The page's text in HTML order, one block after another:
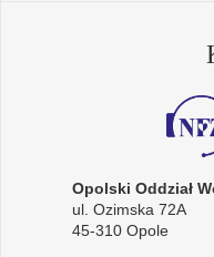
Opolski Oddział
ul. Ozimska 72A
45-310 Opole